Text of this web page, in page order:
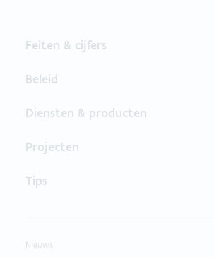
Feiten & cijfers
Beleid
Diensten & producten
Projecten
Tips
Nieuws